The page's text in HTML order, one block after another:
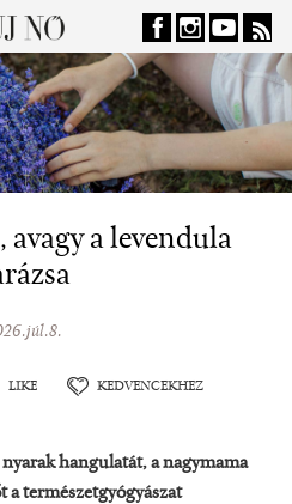
navigation
a levendula
LIKE KEDVENCEKHEZ
hangulatát, a nagymama
a természetgyógyászat